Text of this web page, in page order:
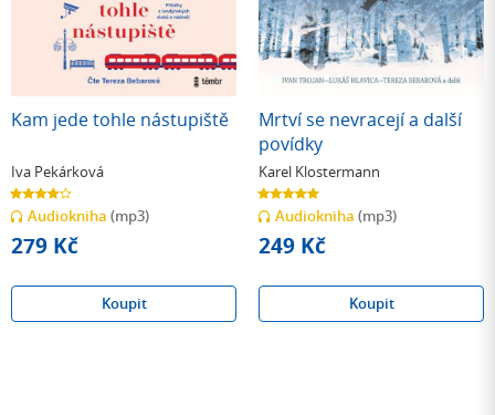
Kam jede tohle nástupiště
Iva Pekárková
4.0
z
5
hvězdiček
Audiokniha (mp3)
279 Kč
Koupit
Mrtví se nevracejí a další
povídky
Karel Klostermann
5.0
z
5
hvězdiček
Audiokniha (mp3)
249 Kč
Koupit